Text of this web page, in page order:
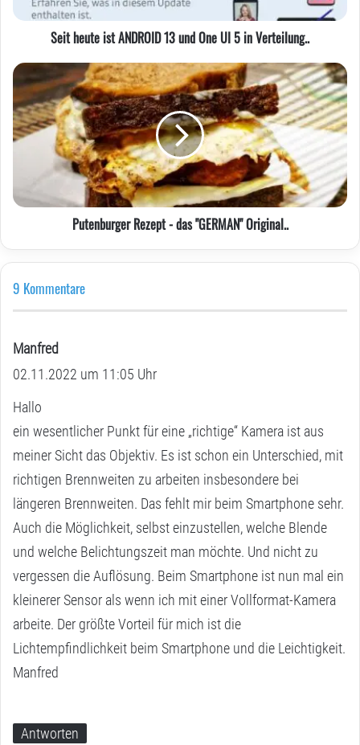
Verteilung..
Seit heute ist ANDROID 13 und One UI 5 in Verteilung..
Putenburger
Rezept
-
das
"GERMAN"
Original..
Putenburger Rezept - das "GERMAN" Original..
9 Kommentare
Manfred
a
t
:
02.11.2022 um 11:05 Uhr
Hallo
ein wesentlicher Punkt für eine „richtige“ Kamera ist aus
meiner Sicht das Objektiv. Es ist schon ein Unterschied, mit
richtigen Brennweiten zu arbeiten insbesondere bei
längeren Brennweiten. Das fehlt mir beim Smartphone sehr.
Auch die Möglichkeit, selbst einzustellen, welche Blende
und welche Belichtungszeit man möchte. Und nicht zu
vergessen die Auflösung. Beim Smartphone ist nun mal ein
kleinerer Sensor als wenn ich mit einer Vollformat-Kamera
arbeite. Der größte Vorteil für mich ist die
Lichtempfindlichkeit beim Smartphone und die Leichtigkeit.
Manfred
Antworten